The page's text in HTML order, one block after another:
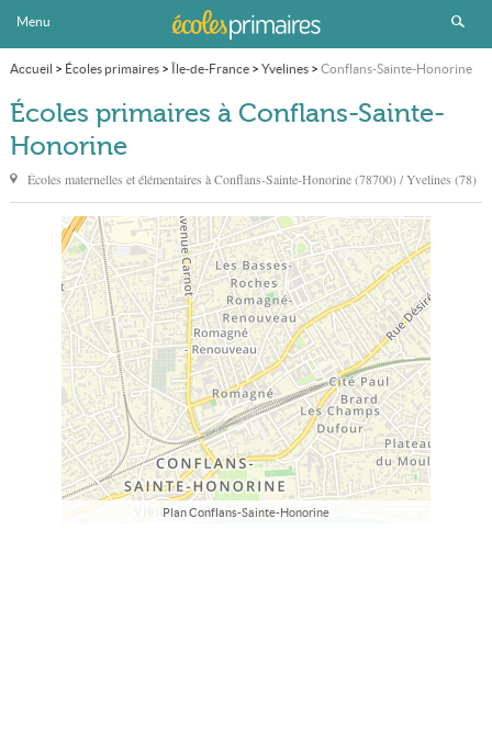
Menu
Accueil > Écoles primaires> Île-de-France> Yvelines> Conflans-Sainte-Honorine
Écoles primaires à Conflans-Sainte-
Honorine
Écoles maternelles et élémentaires àConflans-Sainte-Honorine(78700) / Yvelines (78)
Plan Conflans-Sainte-Honorine